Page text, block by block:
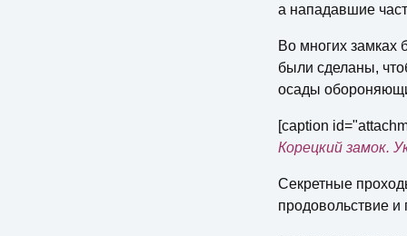
а нападавшие
Во многих замках
были сделаны,
осады
[caption
Корецкий замок.
Секретные
продовольствие